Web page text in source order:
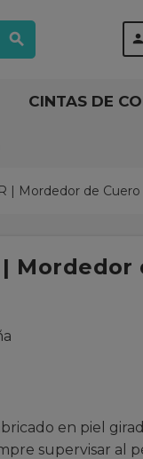
search person
CINTAS DE
| Mordedor de Cuero
|
en piel
supervisar al